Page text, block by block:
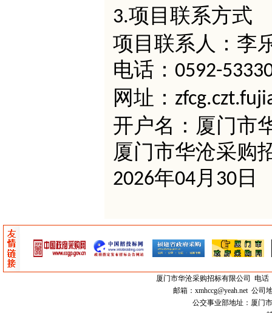
3.项目联系方式
项目联系人：李
电话： 0592-
网址：
开户名：厦门市
厦门市华沧采购
2026年04月 30 日
厦门市华沧采购招标有限公司
电话
邮箱： xmhccg@yeah.net公司地
公交事业部地址：厦门